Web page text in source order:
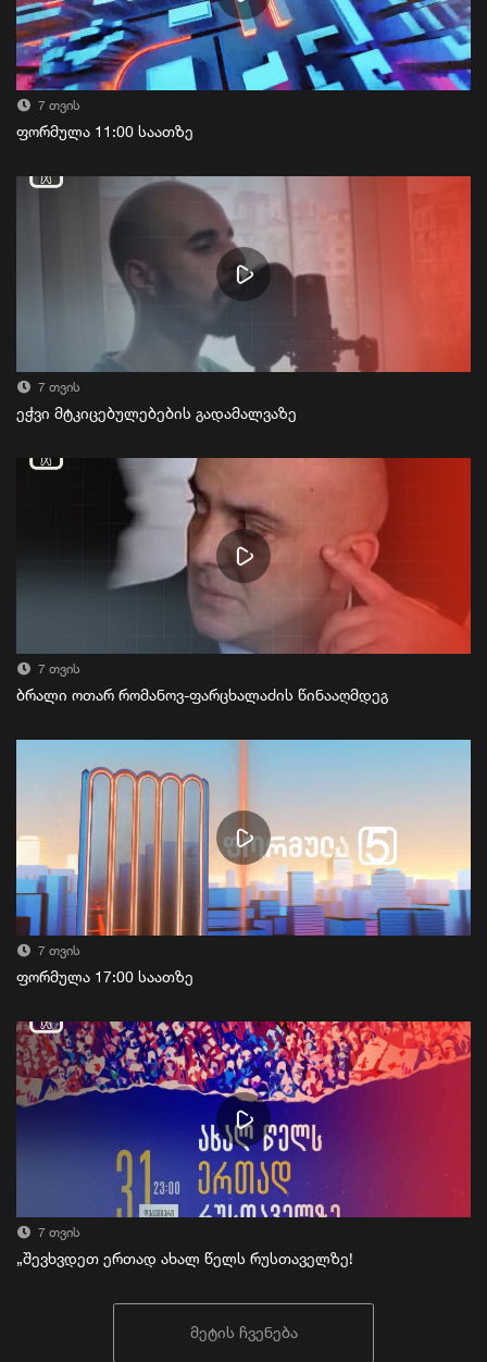
7 თვის
ფორმულა 11:00 საათზე
7 თვის
ეჭვი მტკიცებულებების გადამალვაზე
7 თვის
ბრალი ოთარ რომანოვ-ფარცხალაძის წინააღმდეგ
7 თვის
ფორმულა 17:00 საათზე
7 თვის
„შევხვდეთ ერთად ახალ წელს რუსთაველზე!
მეტის ჩვენება